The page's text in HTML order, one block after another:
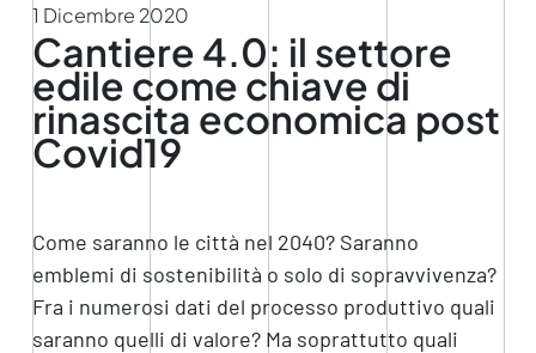
1 Dicembre 2020
Cantiere 4.0: il settore
edile come chiave di
rinascita economica post
Covid19
Come saranno le città nel 2040? Saranno
emblemi di sostenibilità o solo di sopravvivenza?
Fra i numerosi dati del processo produttivo quali
saranno quelli di valore? Ma soprattutto quali